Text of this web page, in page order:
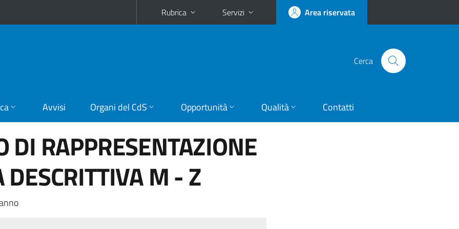
Rubrica Servizi Area riservata
Cerca
Avvisi Organi del CdS Opportunità Qualità Contatti
DI RAPPRESENTAZIONE
DESCRITTIVA M - Z